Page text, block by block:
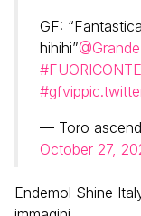
GF:
hihihi”
#gfvip
— Toro
October 27,
Endemol Shine